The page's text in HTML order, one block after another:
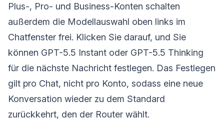
Plus-, Pro- und Business-Konten schalten
außerdem die Modellauswahl oben links im
Chatfenster frei. Klicken Sie darauf, und Sie
können GPT-5.5 Instant oder GPT-5.5 Thinking
für die nächste Nachricht festlegen. Das Festlegen
gilt pro Chat, nicht pro Konto, sodass eine neue
Konversation wieder zu dem Standard
zurückkehrt, den der Router wählt.